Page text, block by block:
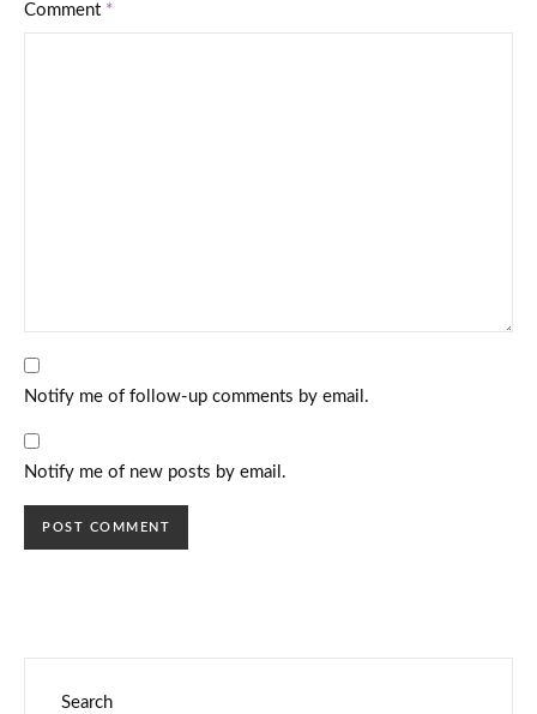
Comment *
Notify me of follow-up comments by email.
Notify me of new posts by email.
Search